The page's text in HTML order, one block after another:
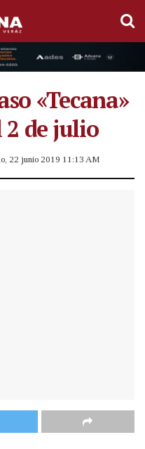
«Tecana»
2 de julio
22 junio 2019 11:13 AM